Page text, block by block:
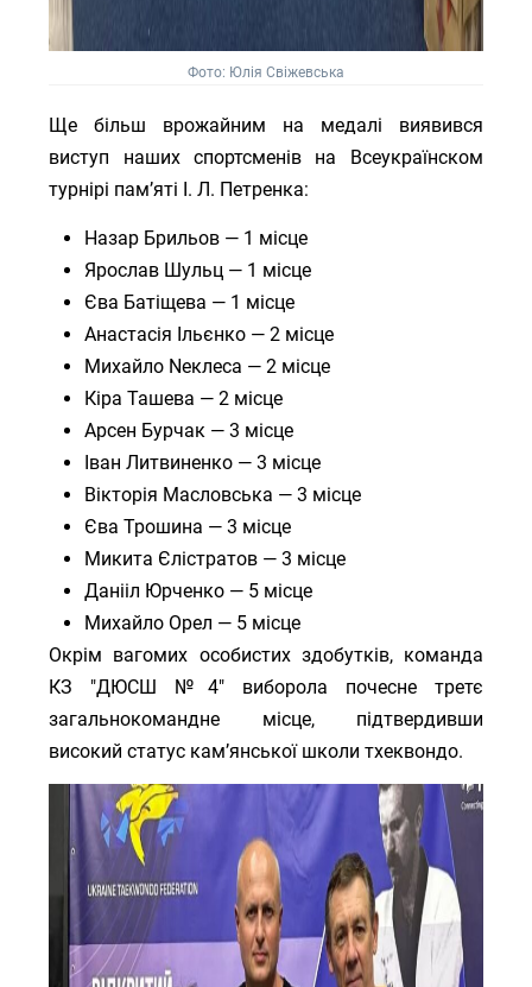
Фото: Юлія Свіжевська
Ще більш врожайним на медалі виявився
виступ наших спортсменів на Всеукраїнском
турнірі памʼяті І. Л. Петренка:
Назар Брильов — 1 місце
Ярослав Шульц — 1 місце
Єва Батіщева — 1 місце
Анастасія Ільєнко — 2 місце
Михайло Nеклеса — 2 місце
Кіра Ташева — 2 місце
Арсен Бурчак — 3 місце
Іван Литвиненко — 3 місце
Вікторія Масловська — 3 місце
Єва Трошина — 3 місце
Микита Єлістратов — 3 місце
Данііл Юрченко — 5 місце
Михайло Орел — 5 місце
Окрім вагомих особистих здобутків, команда
КЗ "ДЮСШ №4" виборола почесне третє
загальнокомандне місце, підтвердивши
високий статус кам’янської школи тхеквондо.